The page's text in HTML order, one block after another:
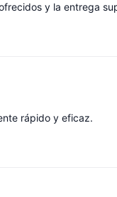
y la entrega
rápido y eficaz.